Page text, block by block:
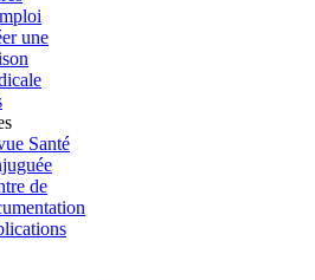
une
Santé
de